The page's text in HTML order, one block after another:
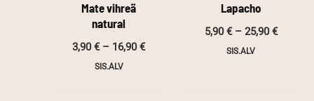
Mate vihreä
natural
3,90€ – 16,90€Hintaluokka:
SIS.ALV
Lapacho
5,90€ – 25,90€
SIS.ALV